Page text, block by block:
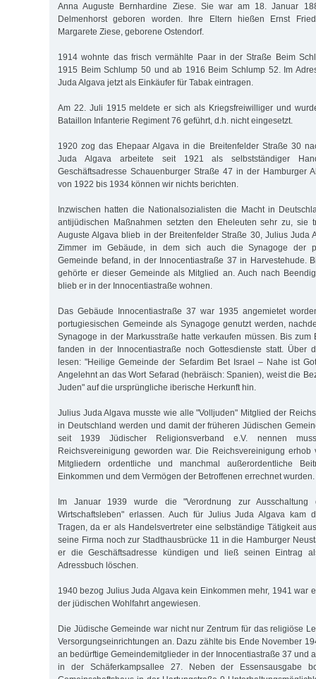
Anna Auguste Bernhardine Ziese. Sie war am 18. Januar
Delmenhorst geboren worden. Ihre Eltern hießen Ernst
Margarete Ziese, geborene Ostendorf.
1914 wohnte das frisch vermählte Paar in der Straße Beim
1915 Beim Schlump 50 und ab 1916 Beim Schlump 52. Im
Juda Algava jetzt als Einkäufer für Tabak eintragen.
Am 22. Juli 1915 meldete er sich als Kriegsfreiwilliger und
Bataillon Infanterie Regiment 76 geführt, d.h. nicht eingesetzt.
1920 zog das Ehepaar Algava in die Breitenfelder Straße 30
Juda Algava arbeitete seit 1921 als selbstständiger
Geschäftsadresse Schauenburger Straße 47 in der Hamburger
von 1922 bis 1934 können wir nichts berichten.
Inzwischen hatten die Nationalsozialisten die Macht in
antijüdischen Maßnahmen setzten den Eheleuten sehr zu, sie
Auguste Algava blieb in der Breitenfelder Straße 30, Julius Juda
Zimmer im Gebäude, in dem sich auch die Synagoge der
Gemeinde befand, in der Innocentiastraße 37 in Harvestehude.
gehörte er dieser Gemeinde als Mitglied an. Auch nach
blieb er in der Innocentiastraße wohnen.
Das Gebäude Innocentiastraße 37 war 1935 angemietet
portugiesischen Gemeinde als Synagoge genutzt werden,
Synagoge in der Markusstraße hatte verkaufen müssen. Bis zum
fanden in der Innocentiastraße noch Gottesdienste statt. Über
lesen: "Heilige Gemeinde der Sefardim Bet Israel – Nahe ist
Angelehnt an das Wort Sefarad (hebräisch: Spanien), weist die
Juden" auf die ursprüngliche iberische Herkunft hin.
Julius Juda Algava musste wie alle "Volljuden" Mitglied der
in Deutschland werden und damit der früheren Jüdischen
seit 1939 Jüdischer Religionsverband e.V. nennen
Reichsvereinigung geworden war. Die Reichsvereinigung
Mitgliedern ordentliche und manchmal außerordentliche
Einkommen und dem Vermögen der Betroffenen errechnet wurden.
Im Januar 1939 wurde die "Verordnung zur
Wirtschaftsleben" erlassen. Auch für Julius Juda Algava kam
Tragen, da er als Handelsvertreter eine selbständige Tätigkeit
seine Firma noch zur Stadthausbrücke 11 in die Hamburger
er die Geschäftsadresse kündigen und ließ seinen Eintrag
Adressbuch löschen.
1940 bezog Julius Juda Algava kein Einkommen mehr, 1941 war
der jüdischen Wohlfahrt angewiesen.
Die Jüdische Gemeinde war nicht nur Zentrum für das religiöse
Versorgungseinrichtungen an. Dazu zählte bis Ende November
an bedürftige Gemeindemitglieder in der Innocentiastraße 37 und
in der Schäferkampsallee 27. Neben der Essensausgabe